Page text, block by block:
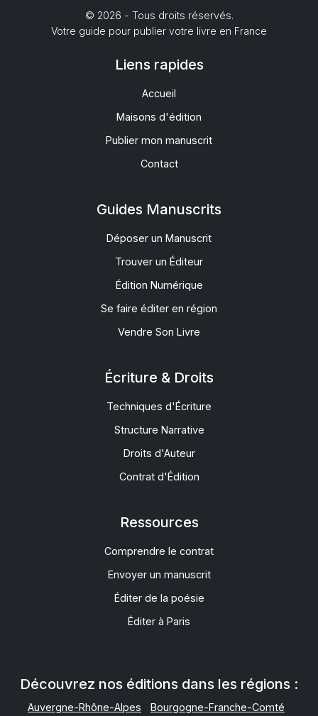
© 2026 - Tous droits réservés.
Votre guide pour publier votre livre en France
Liens rapides
Accueil
Maisons d'édition
Publier mon manuscrit
Contact
Guides Manuscrits
Déposer un Manuscrit
Trouver un Éditeur
Édition Numérique
Se faire éditer en région
Vendre Son Livre
Écriture & Droits
Techniques d'Écriture
Structure Narrative
Droits d'Auteur
Contrat d'Édition
Ressources
Comprendre le contrat
Envoyer un manuscrit
Éditer de la poésie
Éditer à Paris
Découvrez nos éditions dans les régions :
Auvergne-Rhône-Alpes Bourgogne-Franche-Comté